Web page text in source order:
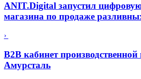
ANIT.Digital запустил
магазина по продаже
›
B2B кабинет
Aмурсталь